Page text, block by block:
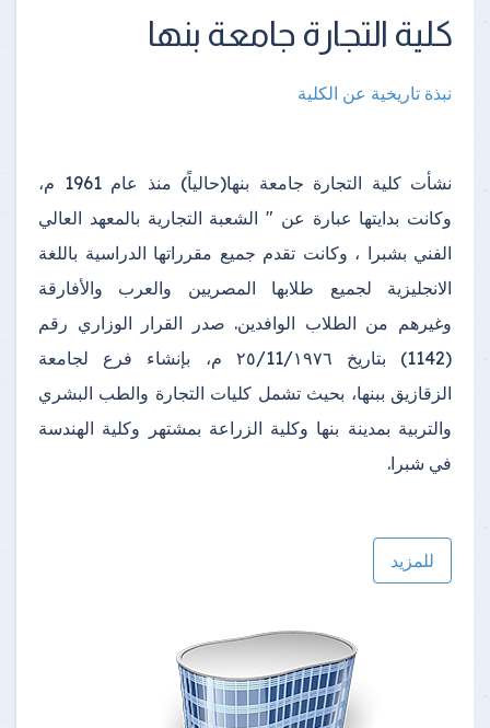
كلية التجارة جامعة بنها
نبذة تاريخية عن الكلية
نشأت كلية التجارة جامعة بنها(حالياً) منذ عام 1961 م،
وكانت بدايتها عبارة عن " الشعبة التجارية بالمعهد العالي
الفني بشبرا ، وكانت تقدم جميع مقرراتها الدراسية باللغة
الانجليزية لجميع طلابها المصريين والعرب والأفارقة
وغيرهم من الطلاب الوافدين. صدر القرار الوزاري رقم
(1142) بتاريخ ٢٥/11/١٩٧٦ م، بإنشاء فرع لجامعة
الزقازيق ببنها، بحيث تشمل كليات التجارة والطب البشري
والتربية بمدينة بنها وكلية الزراعة بمشتهر وكلية الهندسة
في شبرا.
للمزيد